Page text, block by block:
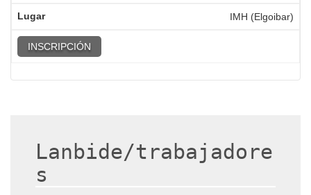
IMH (Elgoibar)
INSCRIPCIÓN
Lanbide/trabajadore
s